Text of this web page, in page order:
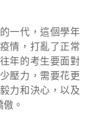
一代，這個學年
情，打亂了正常
年的考生要面對
壓力，需要花更
力和決心，以及
。